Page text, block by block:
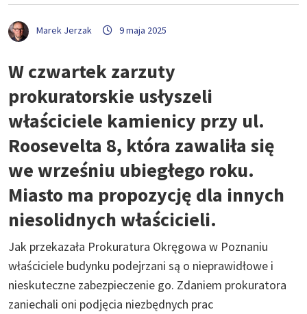
Marek Jerzak 9 maja 2025
W czwartek zarzuty
prokuratorskie usłyszeli
właściciele kamienicy przy ul.
Roosevelta 8, która zawaliła się
we wrześniu ubiegłego roku.
Miasto ma propozycję dla innych
niesolidnych właścicieli.
Jak przekazała Prokuratura Okręgowa w Poznaniu
właściciele budynku podejrzani są o nieprawidłowe i
nieskuteczne zabezpieczenie go. Zdaniem prokuratora
zaniechali oni podjęcia niezbędnych prac